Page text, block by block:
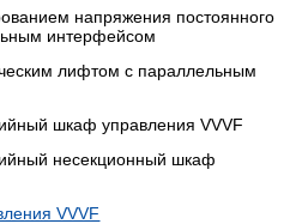
напряжения постоянного
интерфейсом
лифтом с параллельным
шкаф управления VVVF
несекционный шкаф
VVVF